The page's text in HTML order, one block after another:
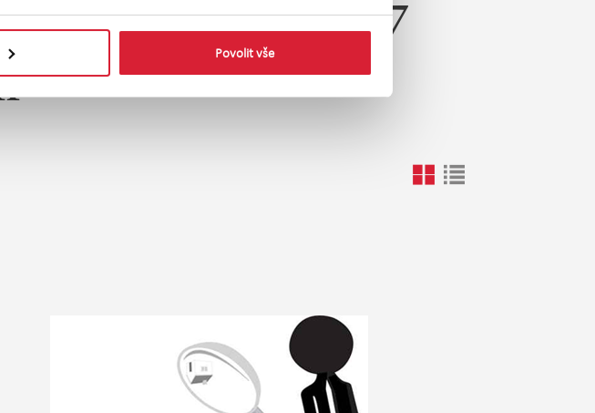
Povolit vše
posledních 7